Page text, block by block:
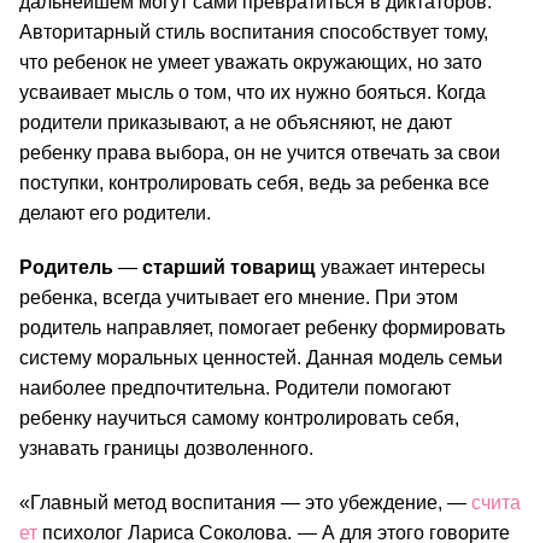
Авторитарный стиль воспитания способствует тому,
что ребенок не умеет уважать окружающих, но зато
усваивает мысль о том, что их нужно бояться. Когда
родители приказывают, а не объясняют, не дают
ребенку права выбора, он не учится отвечать за свои
поступки, контролировать себя, ведь за ребенка все
делают его родители.
Родитель — старший товарищ уважает интересы
ребенка, всегда учитывает его мнение. При этом
родитель направляет, помогает ребенку формировать
систему моральных ценностей. Данная модель семьи
наиболее предпочтительна. Родители помогают
ребенку научиться самому контролировать себя,
узнавать границы дозволенного.
«Главный метод воспитания — это убеждение, — счита
ет психолог Лариса Соколова. — А для этого говорите